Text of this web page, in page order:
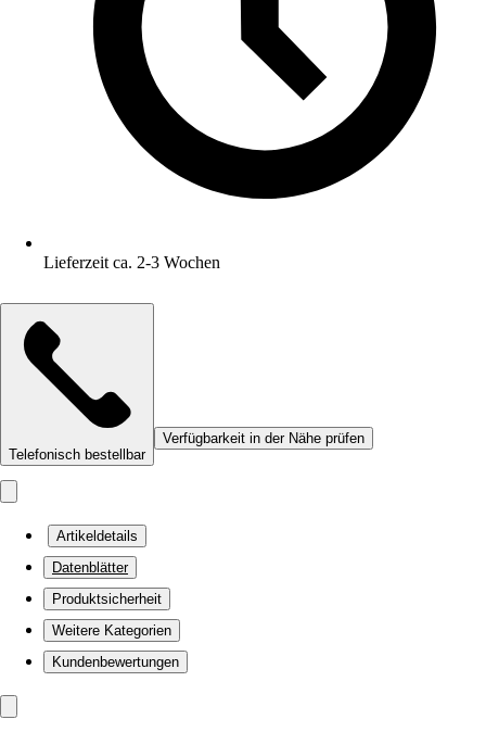
Lieferzeit ca. 2-3 Wochen
Telefonisch bestellbar
Verfügbarkeit in der Nähe prüfen
Artikeldetails
Datenblätter
Produktsicherheit
Weitere Kategorien
Kundenbewertungen